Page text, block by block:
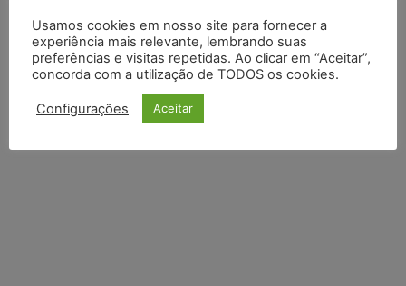
Li e aceito aPolítica de Privacidade.
Usamos cookies em nosso site para fornecer a
experiência mais relevante, lembrando suas
preferências e visitas repetidas. Ao clicar em “Aceitar”,
concorda com a utilização de TODOS os cookies.
Configurações Aceitar